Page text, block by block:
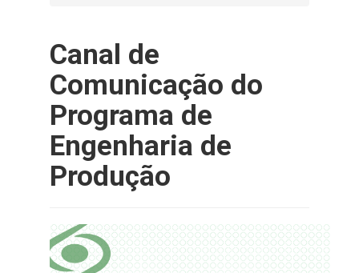
Canal de
Comunicação do
Programa de
Engenharia de
Produção